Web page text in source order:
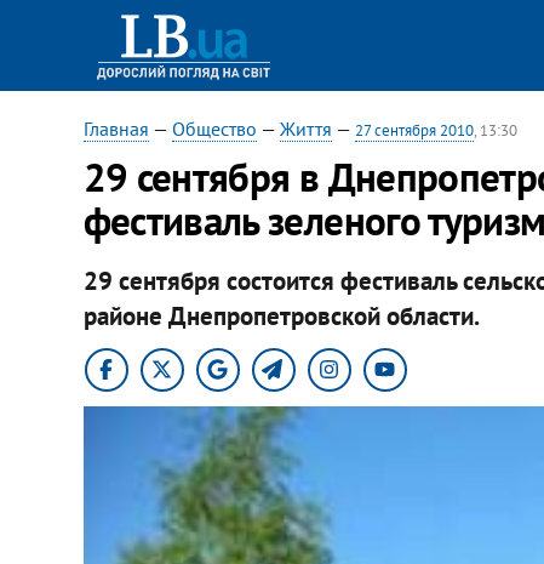
Главная — Общество — Життя — 27 сентября 2010, 13:30
29 сентября в
фестиваль зеленого
29 сентября состоится фестиваль
районе Днепропетровской области.